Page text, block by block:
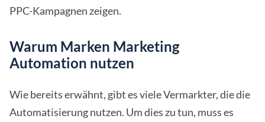
PPC-Kampagnen zeigen.
Warum Marken Marketing
Automation nutzen
Wie bereits erwähnt, gibt es viele Vermarkter, die die
Automatisierung nutzen. Um dies zu tun, muss es